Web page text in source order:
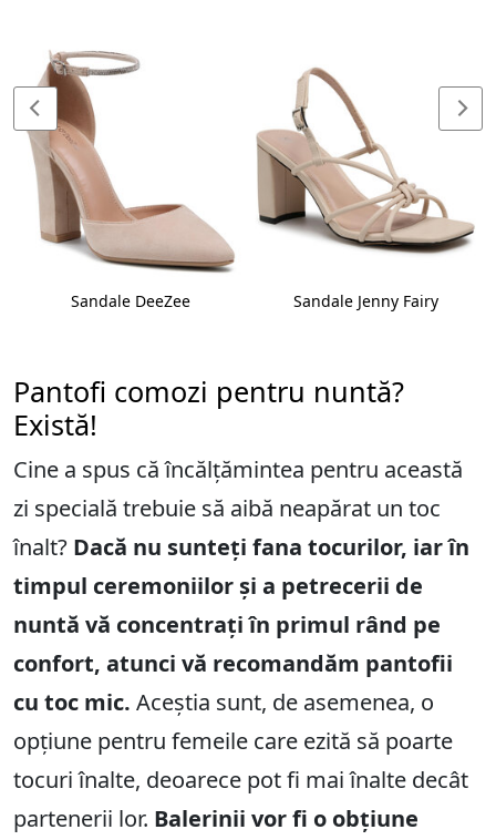
Sandale DeeZee Sandale Jenny Fairy
Pantofi comozi pentru nuntă?
Există!
Cine a spus că încălțămintea pentru această
zi specială trebuie să aibă neapărat un toc
înalt? Dacă nu sunteți fana tocurilor, iar în
timpul ceremoniilor și a petrecerii de
nuntă vă concentrați în primul rând pe
confort, atunci vă recomandăm pantofii
cu toc mic. Aceștia sunt, de asemenea, o
opțiune pentru femeile care ezită să poarte
tocuri înalte, deoarece pot fi mai înalte decât
partenerii lor. Balerinii vor fi o obțiune